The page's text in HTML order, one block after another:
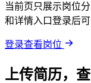
当前页只展示岗位
和详情入口登录后可
登录查看岗位
上传简历，